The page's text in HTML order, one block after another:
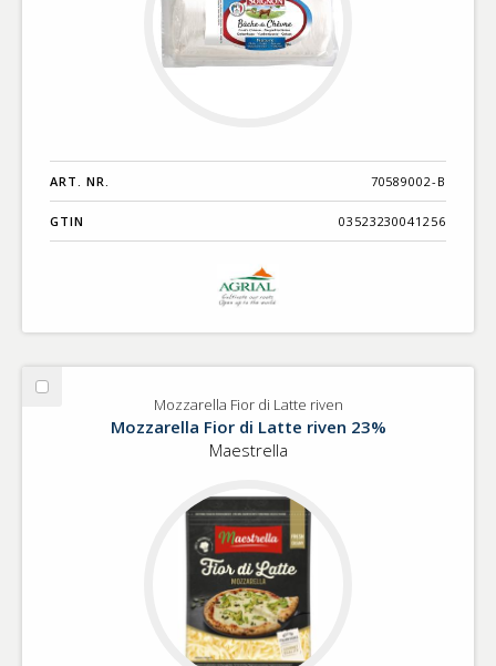
ART. NR. 70589002-B
GTIN 03523230041256
Välj
Mozzarella Fior di Latte riven
Mozzarella Fior di Latte riven 23%
Maestrella